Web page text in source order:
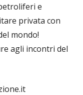
e
privata con
mondo!
agli incontri del